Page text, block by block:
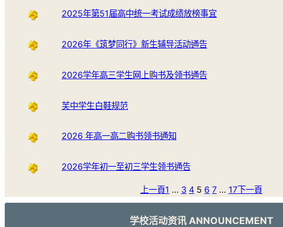
2025年第51届高中统一考试成绩放榜事宜
2026年《筑梦同行》新生辅导活动通告
2026学年高三学生网上购书及领书通告
芙中学生白鞋规范
2026 年高一高二购书领书通知
2026学年初一至初三学生领书通告
上一頁1 … 3 4 5 6 7 … 17下一頁
学校活动资讯 ANNOUNCEMENT